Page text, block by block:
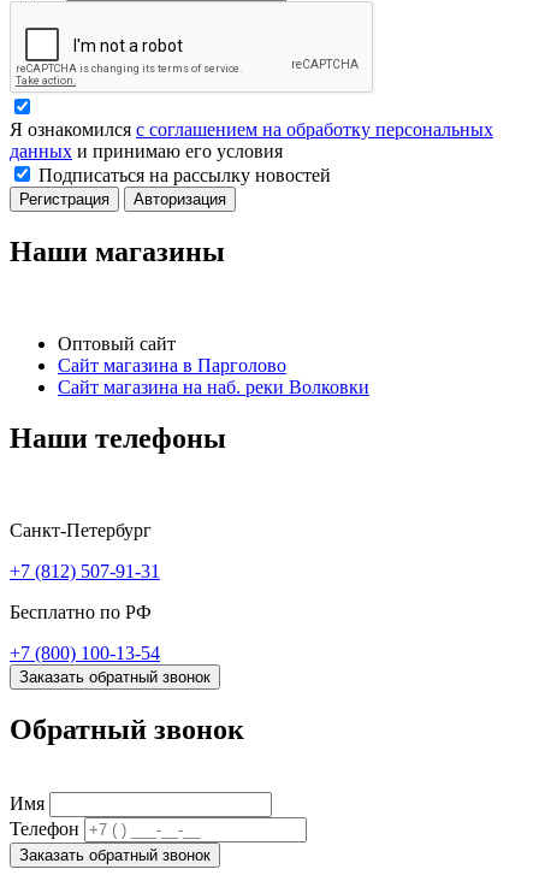
Я ознакомился с соглашением на обработку персональных
данных и принимаю его условия
Подписаться на рассылку новостей
Регистрация Авторизация
Наши магазины
Оптовый сайт
Сайт магазина в Парголово
Сайт магазина на наб. реки Волковки
Наши телефоны
Санкт-Петербург
+7 (812) 507-91-31
Бесплатно по РФ
+7 (800) 100-13-54
Заказать обратный звонок
Обратный звонок
Имя
Телефон
Заказать обратный звонок